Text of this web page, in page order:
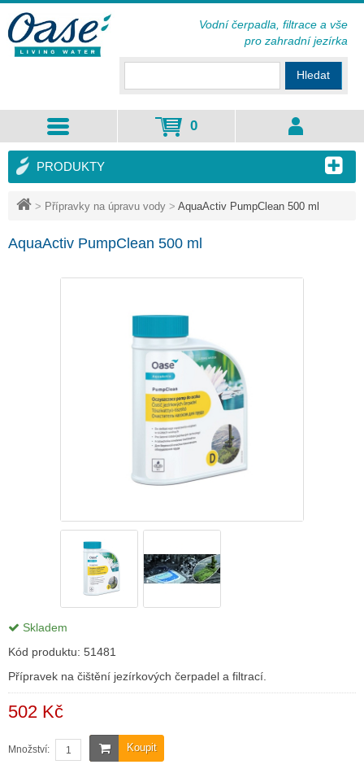
> Přípravky na úpravu vody > AquaActiv PumpClean 500 ml
AquaActiv PumpClean 500 ml
Skladem
Kód produktu: 51481
Přípravek na čištění jezírkových čerpadel a filtrací.
502 Kč
Koupit
Množství:
PRODUKTY
Hledat
0
Vodní čerpadla, filtrace a vše
pro zahradní jezírka